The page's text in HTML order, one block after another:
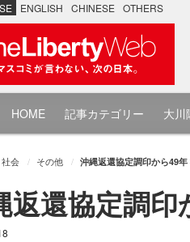
ENGLISH CHINESE OTHERS
HOME 記事カテゴリー 大川
社会 その他 沖縄返還協定調印から49
返還協定調